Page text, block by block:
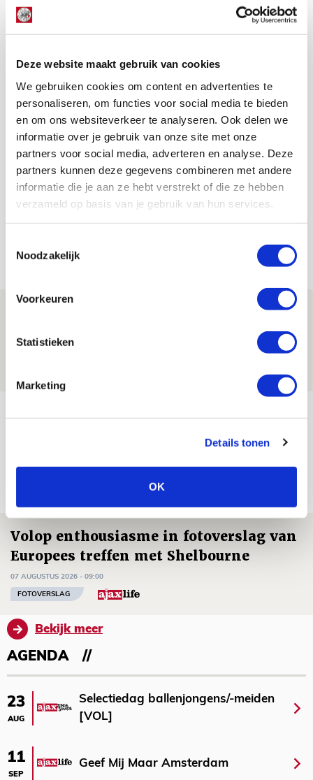
Deze website maakt gebruik van cookies
We gebruiken cookies om content en advertenties te
personaliseren, om functies voor social media te bieden
en om ons websiteverkeer te analyseren. Ook delen we
informatie over je gebruik van onze site met onze
partners voor social media, adverteren en analyse. Deze
partners kunnen deze gegevens combineren met andere
informatie die je aan ze hebt verstrekt of die ze hebben
verzameld op basis van je gebruik van hun services.
Noodzakelijk
Voorkeuren
Statistieken
Marketing
Details tonen
OK
herinneringen heeft aan die magische 15
Je moet luisteren, gewoon doen!
https://t.co/0sLhrz14Jo
pic.twitter.com/uizT6UY9xD
— Ajax Life (@ajaxlife) May 10, 2021
De Redactie
Bekijk alle berichten van De Redactie
Net binnen //
Brandt: ‘Ajax en Cruijff bleven door
Míchel geeft blessure-update en
spreekt over Godts, Baas en
Volop enthousiasme in fotoverslag van
Europees treffen met Shelbourne
07 AUGUSTUS 2026 - 09:00
FOTOVERSLAG
Bekijk meer
AGENDA
23
AUG
Selectiedag ballenjongens/-meiden
[VOL]
11
SEP
Geef Mij Maar Amsterdam